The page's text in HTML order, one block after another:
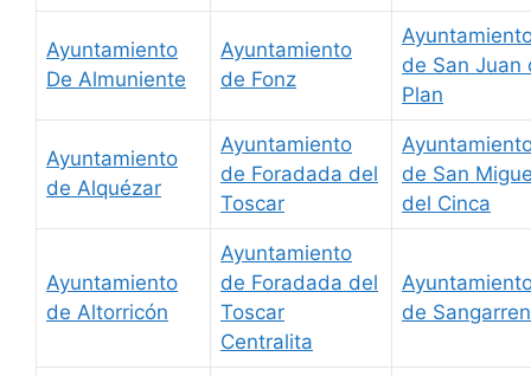
Ayuntamiento
De Almuniente
Ayuntamiento
de Fonz
de San Juan
Plan
Ayuntamiento
de Alquézar
Ayuntamiento
de Foradada del
Toscar
de San
del Cinca
Ayuntamiento
de Altorricón
Ayuntamiento
de Foradada del
Toscar
Centralita
de Sangarren